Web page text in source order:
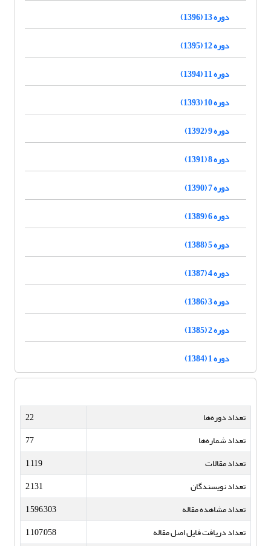
دوره 13 (1396)
دوره 12 (1395)
دوره 11 (1394)
دوره 10 (1393)
دوره 9 (1392)
دوره 8 (1391)
دوره 7 (1390)
دوره 6 (1389)
دوره 5 (1388)
دوره 4 (1387)
دوره 3 (1386)
دوره 2 (1385)
دوره 1 (1384)
تعداد دوره‌ها
22
تعداد شماره‌ها
77
تعداد مقالات
1,119
تعداد نویسندگان
2,131
تعداد مشاهده مقاله
1,596,303
تعداد دریافت فایل اصل مقاله
1,107,058